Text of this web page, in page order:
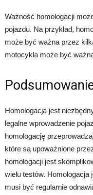
Ważność homologacji
pojazdu. Na przykład,
może być ważna przez
motocykla może być
Homologacja jest
legalne wprowadzenie
homologację
które są upoważnione
homologacji jest
wielu testów.
musi być regularnie